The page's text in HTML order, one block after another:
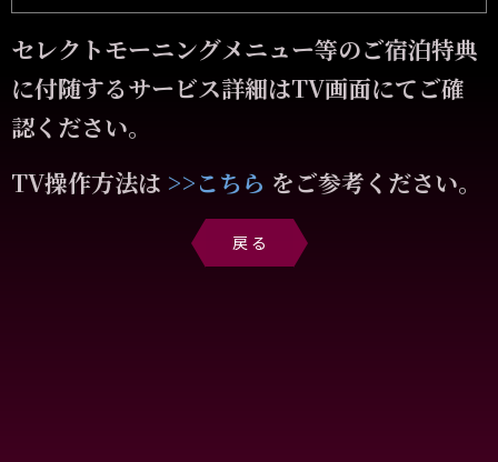
セレクトモーニングメニュー等のご宿泊特典
に付随するサービス詳細はTV画面にてご確
認ください。
TV操作方法は >>こちら をご参考ください。
戻 る